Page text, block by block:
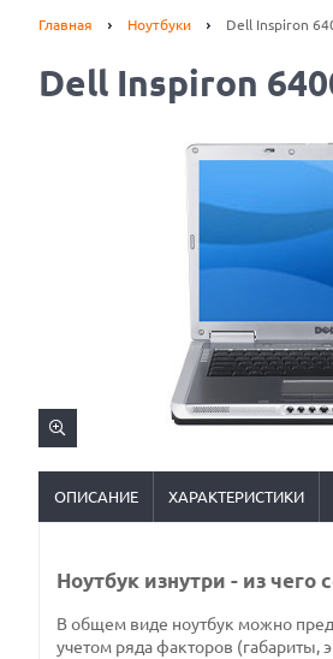
Главная Ноутбуки Dell Inspiron
Dell Inspiron
ОПИСАНИЕ ХАРАКТЕРИСТИКИ
Ноутбук изнутри - из
В общем виде ноутбук можно
учетом ряда факторов (габариты,